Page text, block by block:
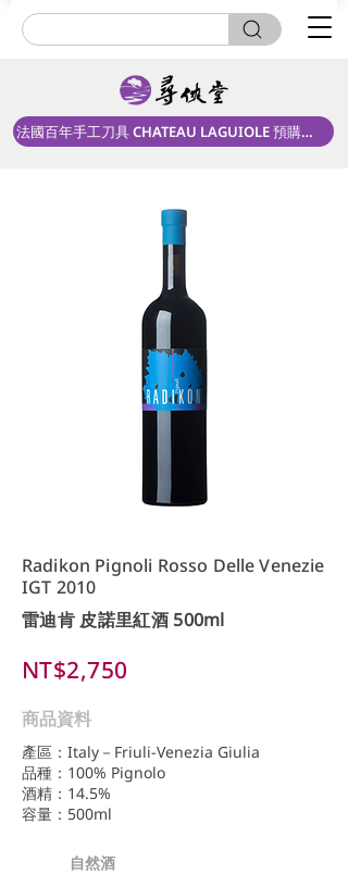
法國百年手工刀具 CHATEAU LAGUIOLE 預購中！
Radikon Pignoli Rosso Delle Venezie
IGT 2010
雷迪肯 皮諾里紅酒 500ml
NT$2,750
商品資料
產區：Italy－Friuli-Venezia Giulia
品種：100% Pignolo
酒精：14.5%
容量：500ml
自然酒